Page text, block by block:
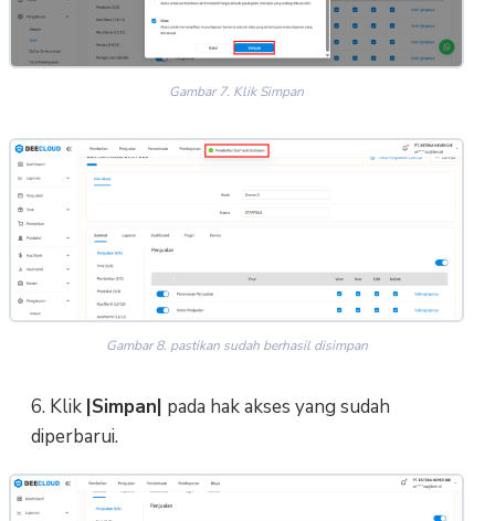
Gambar 7. Klik Simpan
Gambar 8. pastikan sudah berhasil disimpan
6. Klik |Simpan| pada hak akses yang sudah
diperbarui.